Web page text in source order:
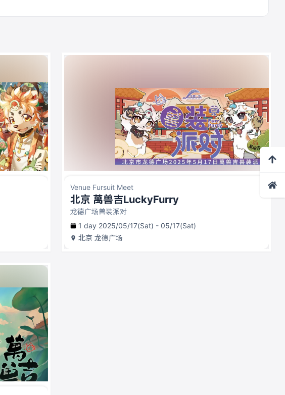
Venue Fursuit Meet
北京 萬兽吉LuckyFurry
龙德广场兽装派对
1 day 2025/05/17(Sat) - 05/17(Sat)
北京 龙德广场